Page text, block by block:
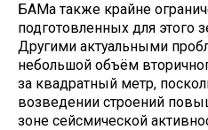
БАМа также крайне
подготовленных для этого
Другими актуальными
небольшой объём
за квадратный метр,
возведении строений
зоне сейсмической